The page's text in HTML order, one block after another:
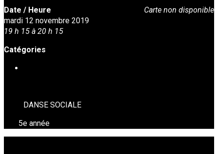
Carte non disponible
Date / Heure
mardi 12 novembre 2019
19 h 15 à 20 h 15
Catégories
DANSE SOCIALE
5e année